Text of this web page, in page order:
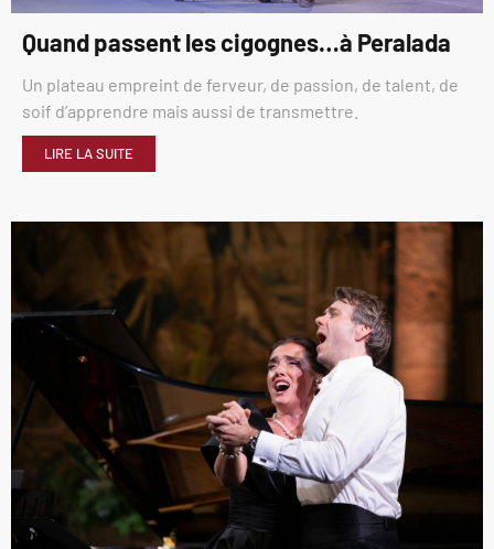
Quand passent les cigognes…à Peralada
Un plateau empreint de ferveur, de passion, de talent, de
soif d’apprendre mais aussi de transmettre.
LIRE LA SUITE